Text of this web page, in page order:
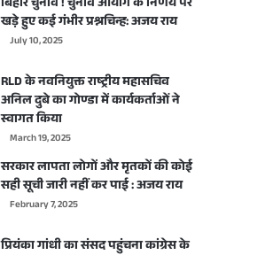
बिहार चुनाव ! चुनाव आयोग के निर्णय पर
खड़े हुए कई गंभीर प्रश्नचिन्ह: अजय राय
July 10, 2025
RLD के नवनियुक्त राष्ट्रीय महासचिव
अनिल दुबे का गोण्डा में कार्यकर्ताओं ने
स्वागत किया
March 19, 2025
सरकार लापता लोगों और मृतकों की कोई
सही सूची जारी नहीं कर पाई : अजय राय
February 7, 2025
प्रियंका गांधी का संसद पहुंचना कांग्रेस के